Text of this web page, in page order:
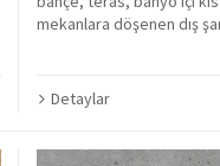
mekanlara döşenen dış
Detaylar